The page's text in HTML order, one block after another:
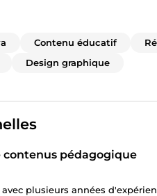
Contenu éducatif
Design graphique
contenus pédagogique
plusieurs années